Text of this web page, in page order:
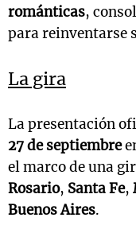
románticas,
para reinventarse
La gira
La presentación
27 de septiembre
el marco de una
Rosario, Santa Fe,
Buenos Aires.